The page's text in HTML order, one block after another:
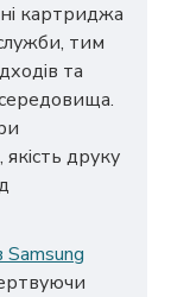
картриджа
тим
та
друку